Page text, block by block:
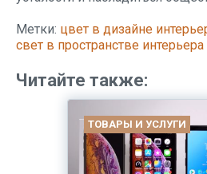
Метки: цвет в дизайне
свет в пространстве интерьера
Читайте также:
ТОВАРЫ И УСЛУГИ